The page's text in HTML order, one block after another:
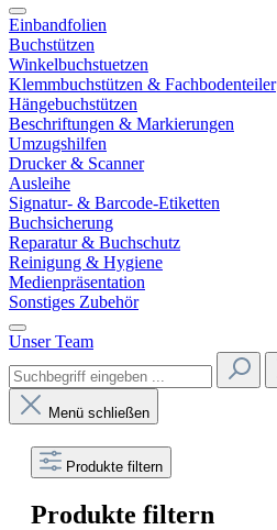
Einbandfolien
Buchstützen
Winkelbuchstuetzen
Klemmbuchstützen & Fachbodenteiler
Hängebuchstützen
Beschriftungen & Markierungen
Umzugshilfen
Drucker & Scanner
Ausleihe
Signatur- & Barcode-Etiketten
Buchsicherung
Reparatur & Buchschutz
Reinigung & Hygiene
Medienpräsentation
Sonstiges Zubehör
Unser Team
Menü schließen
Produkte filtern
Produkte filtern